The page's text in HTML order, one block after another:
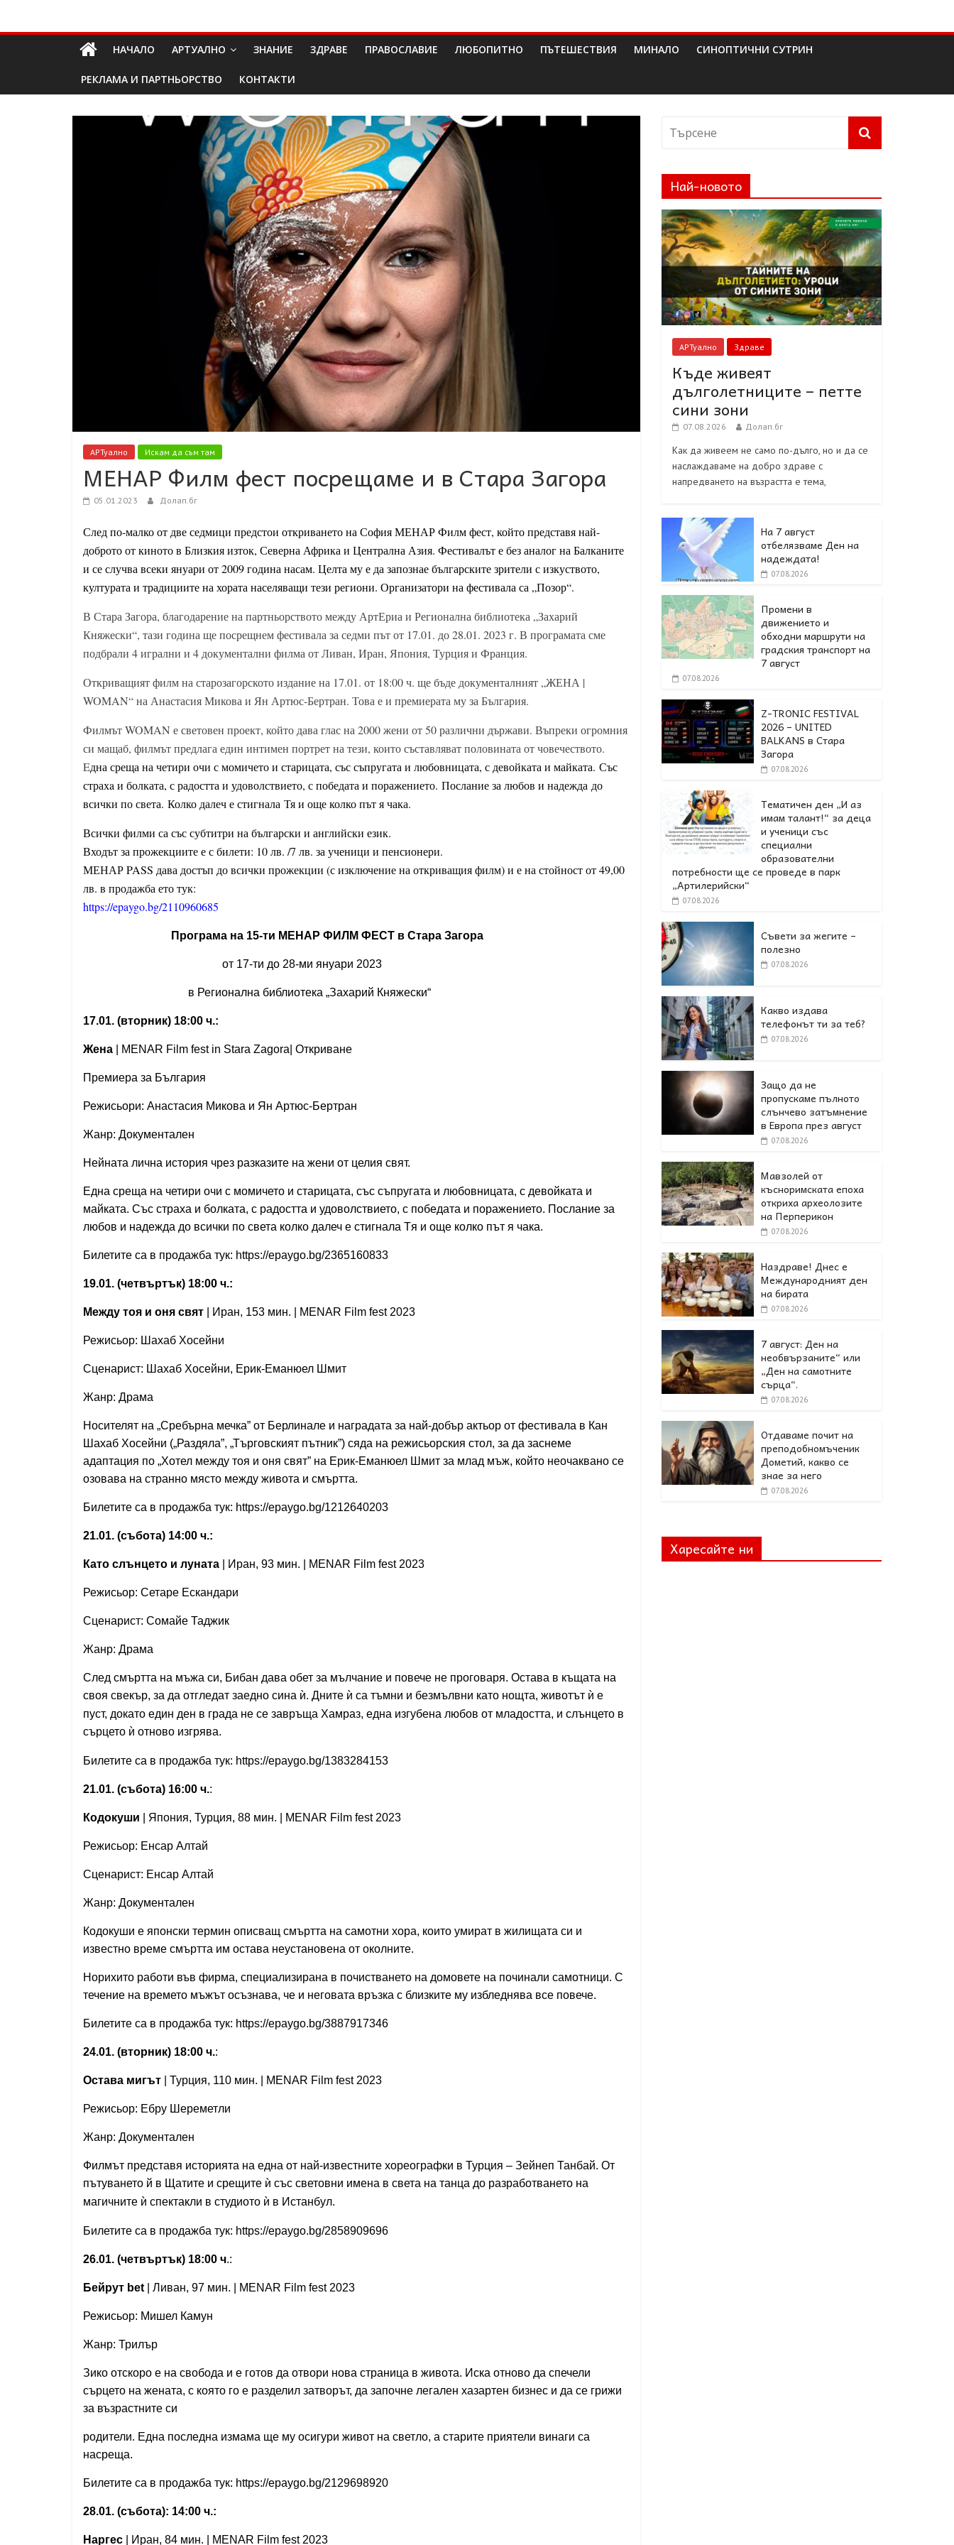
Долап
БГ
изкуство|
НАЧАЛО АРТУАЛНО ЗНАНИЕ ЗДРАВЕ ПРАВОСЛАВИЕ ЛЮБОПИТНО ПЪТЕШЕСТВИЯ МИНАЛО СИНОПТИЧНИ СУТРИН
РЕКЛАМА И ПАРТНЬОРСТВО КОНТАКТИ
АРТуално Искам да съм там
МЕНАР Филм фест посрещаме и в Стара Загора
05.01.2023 Долап.бг
След по-малко от две седмици предстои откриването на София МЕНАР Филм фест, който представя най-
доброто от киното в Близкия изток, Северна Африка и Централна Азия. Фестивалът е без аналог на Балканите
и се случва всеки януари от 2009 година насам. Целта му е да запознае българските зрители с изкуството,
културата и традициите на хората населяващи тези региони. Организатори на фестивала са „Позор“.
В Стара Загора, благодарение на партньорството между АртЕриа и Регионална библиотека „Захарий
Княжески“, тази година ще посрещнем фестивала за седми път от 17.01. до 28.01. 2023 г. В програмата сме
подбрали 4 игрални и 4 документални филма от Ливан, Иран, Япония, Турция и Франция.
Откриващият филм на старозагорското издание на 17.01. от 18:00 ч. ще бъде документалният „ЖЕНА |
WOMAN“ на Анастасия Микова и Ян Артюс-Бертран. Това е и премиерата му за България.
Филмът WOMAN е световен проект, който дава глас на 2000 жени от 50 различни държави. Въпреки огромния
си мащаб, филмът предлага един интимен портрет на тези, които съставляват половината от човечеството.
Eдна среща на четири очи с момичето и старицата, със съпругата и любовницата, с девойката и майката. Със
страхa и болката, с радостта и удоволствието, с победата и поражението. Послание за любов и надежда до
всички по света. Колко далеч е стигнала Тя и още колко път я чака.
Всички филми са със субтитри на български и английски език.
Входът за прожекциите е с билети: 10 лв. /7 лв. за ученици и пенсионери.
МЕНАР PASS дава достъп до всички прожекции (с изключение на откриващия филм) и е на стойност от 49,00
лв. в продажба ето тук:
https://epaygo.bg/2110960685
Програма на 15-ти МЕНАР ФИЛМ ФЕСТ в Стара Загора
от 17-ти до 28-ми януари 2023
в Регионална библиотека „Захарий Княжески“
17.01. (вторник) 18:00 ч.:
Жена | MENAR Film fest in Stara Zagora| Откриване
Премиера за България
Режисьори: Анастасия Микова и Ян Артюс-Бертран
Жанр: Документален
Нейната лична история чрез разказите на жени от целия свят.
Една среща на четири очи с момичето и старицата, със съпругата и любовницата, с девойката и
майката. Със страхa и болката, с радостта и удоволствието, с победата и поражението. Послание за
любов и надежда до всички по света колко далеч е стигнала Tя и още колко път я чака.
Билетите са в продажба тук: https://epaygo.bg/2365160833
19.01. (четвъртък) 18:00 ч.:
Между тоя и оня свят | Иран, 153 мин. | MENAR Film fest 2023
Режисьор: Шахаб Хосейни
Сценарист: Шахаб Хосейни, Ерик-Еманюел Шмит
Жанр: Драма
Носителят на „Сребърна мечка” от Берлинале и наградата за най-добър актьор от фестивала в Кан
Шахаб Хосейни („Раздяла”, „Търговският пътник”) сяда на режисьорския стол, за да заснеме
адаптация по „Хотел между тоя и оня свят” на Ерик-Еманюел Шмит за млад мъж, който неочаквано се
озовава на странно място между живота и смъртта.
Билетите са в продажба тук: https://epaygo.bg/1212640203
21.01. (събота) 14:00 ч.:
Като слънцето и луната | Иран, 93 мин. | MENAR Film fest 2023
Режисьор: Сетаре Ескандари
Сценарист: Сомайе Таджик
Жанр: Драма
След смъртта на мъжа си, Бибан дава обет за мълчание и повече не проговаря. Остава в къщата на
своя свекър, за да отгледат заедно сина ѝ. Дните ѝ са тъмни и безмълвни като нощта, животът ѝ е
пуст, докато един ден в града не се завръща Хамраз, една изгубена любов от младостта, и слънцето в
сърцето ѝ отново изгрява.
Билетите са в продажба тук: https://epaygo.bg/1383284153
21.01. (събота) 16:00 ч.:
Кодокуши | Япония, Турция, 88 мин. | MENAR Film fest 2023
Режисьор: Енсар Алтай
Сценарист: Енсар Алтай
Жанр: Документален
Кодокуши е японски термин описващ смъртта на самотни хора, които умират в жилищата си и
известно време смъртта им остава неустановена от околните.
Норихито работи във фирма, специализирана в почистването на домовете на починали самотници. С
течение на времето мъжът осъзнава, че и неговата връзка с близките му избледнява все повече.
Билетите са в продажба тук: https://epaygo.bg/3887917346
24.01. (вторник) 18:00 ч.:
Остава мигът | Турция, 110 мин. | MENAR Film fest 2023
Режисьор: Ебру Шереметли
Жанр: Документален
Филмът представя историята на една от най-известните хореографки в Турция – Зейнеп Танбай. От
пътуването й в Щатите и срещите ѝ със световни имена в света на танца до разработването на
магичните ѝ спектакли в студиото ѝ в Истанбул.
Билетите са в продажба тук: https://epaygo.bg/2858909696
26.01. (четвъртък) 18:00 ч.:
Бейрут bet | Ливан, 97 мин. | MENAR Film fest 2023
Режисьор: Мишел Камун
Жанр: Трилър
Зико отскоро е на свобода и е готов да отвори нова страница в живота. Иска отново да спечели
сърцето на жената, с която го е разделил затворът, да започне легален хазартен бизнес и да се грижи
за възрастните си
родители. Една последна измама ще му осигури живот на светло, а старите приятели винаги са
насреща.
Билетите са в продажба тук: https://epaygo.bg/2129698920
28.01. (събота): 14:00 ч.:
Наргес | Иран, 84 мин. | MENAR Film fest 2023
Най-новото
АРТуално Здраве
Къде живеят
дълголетниците – петте
сини зони
07.08.2026 Долап.бг
Как да живеем не само по-дълго, но и да се
наслаждаваме на добро здраве с
напредването на възрастта е тема,
На 7 август
отбелязваме Ден на
надеждата!
07.08.2026
Промени в
движението и
обходни маршрути на
градския транспорт на
7 август
07.08.2026
Z-TRONIC FESTIVAL
2026 – UNITED
BALKANS в Стара
Загора
07.08.2026
Тематичен ден „И аз
имам талант!“ за деца
и ученици със
специални
образователни
потребности ще се проведе в парк
„Артилерийски“
07.08.2026
Съвети за жегите –
полезно
07.08.2026
Какво издава
телефонът ти за теб?
07.08.2026
Защо да не
пропускаме пълното
слънчево затъмнение
в Европа през август
07.08.2026
Мавзолей от
късноримската епоха
откриха археолозите
на Перперикон
07.08.2026
Наздраве! Днес е
Международният ден
на бирата
07.08.2026
7 август: Ден на
необвързаните“ или
„Ден на самотните
сърца“.
07.08.2026
Отдаваме почит на
преподобномъченик
Дометий, какво се
знае за него
07.08.2026
Харесайте ни